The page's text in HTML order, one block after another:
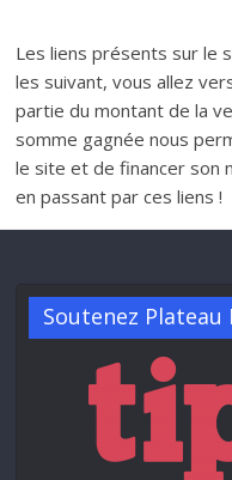
Les liens présents sur le
les suivant, vous allez
partie du montant de la
somme gagnée nous
le site et de financer son
en passant par ces liens !
Soutenez Plateau